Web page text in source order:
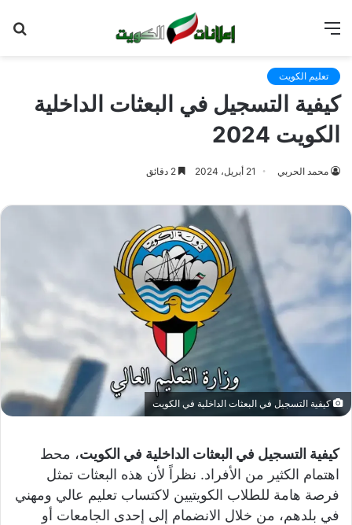
تعليم الكويت
كيفية التسجيل في البعثات الداخلية
الكويت 2024
محمد الحربي 21 أبريل، 2024
كيفية التسجيل في البعثات الداخلية في الكويت
كيفية التسجيل في البعثات الداخلية في الكويت، محط
اهتمام الكثير من الأفراد. نظراً لأن هذه البعثات تمثل
فرصة هامة للطلاب الكويتيين لاكتساب تعليم عالي ومهني
في بلدهم، من خلال الانضمام إلى إحدى الجامعات أو